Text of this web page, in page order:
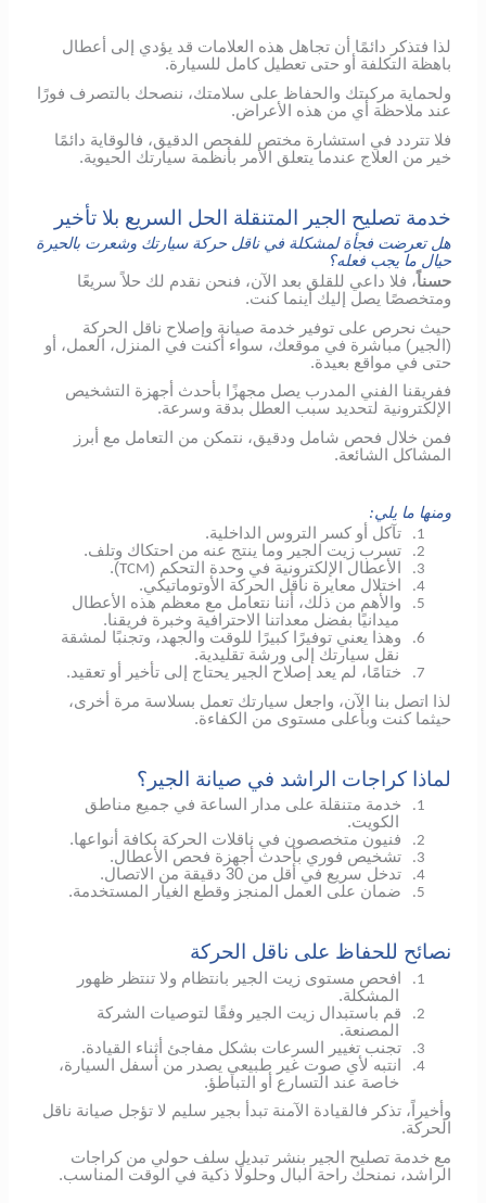
لذا فتذكر دائمًا أن تجاهل هذه العلامات قد يؤدي إلى أعطال
باهظة التكلفة أو حتى تعطيل كامل للسيارة.
ولحماية مركبتك والحفاظ على سلامتك، ننصحك بالتصرف فورًا
عند ملاحظة أي من هذه الأعراض.
فلا تتردد في استشارة مختص للفحص الدقيق، فالوقاية دائمًا
خير من العلاج عندما يتعلق الأمر بأنظمة سيارتك الحيوية.
خدمة تصليح الجير المتنقلة الحل السريع بلا تأخير
هل تعرضت فجأة لمشكلة في ناقل حركة سيارتك وشعرت بالحيرة
حيال ما يجب فعله؟
حسناً، فلا داعي للقلق بعد الآن، فنحن نقدم لك حلاً سريعًا
ومتخصصًا يصل إليك أينما كنت.
حيث نحرص على توفير خدمة صيانة وإصلاح ناقل الحركة
(الجير) مباشرة في موقعك، سواء أكنت في المنزل، العمل، أو
حتى في مواقع بعيدة.
ففريقنا الفني المدرب يصل مجهزًا بأحدث أجهزة التشخيص
الإلكترونية لتحديد سبب العطل بدقة وسرعة.
فمن خلال فحص شامل ودقيق، نتمكن من التعامل مع أبرز
المشاكل الشائعة.
ومنها ما يلي:
1. تآكل أو كسر التروس الداخلية.
2. تسرب زيت الجير وما ينتج عنه من احتكاك وتلف.
3. الأعطال الإلكترونية في وحدة التحكم (TCM
).
4. اختلال معايرة ناقل الحركة الأوتوماتيكي.
5.
والأهم من ذلك، أننا نتعامل مع معظم هذه الأعطال
ميدانيًا بفضل معداتنا الاحترافية وخبرة فريقنا.
6.
وهذا يعني توفيرًا كبيرًا للوقت والجهد، وتجنبًا لمشقة
نقل سيارتك إلى ورشة تقليدية.
7.
ختامًا، لم يعد إصلاح الجير يحتاج إلى تأخير أو تعقيد.
لذا اتصل بنا الآن، واجعل سيارتك تعمل بسلاسة مرة أخرى،
حيثما كنت وبأعلى مستوى من الكفاءة.
لماذا كراجات الراشد في صيانة الجير؟
1.
خدمة متنقلة على مدار الساعة في جميع مناطق
الكويت.
2. فنيون متخصصون في ناقلات الحركة بكافة أنواعها.
3. تشخيص فوري بأحدث أجهزة فحص الأعطال.
4. تدخل سريع في أقل من 30 دقيقة من الاتصال.
5. ضمان على العمل المنجز وقطع الغيار المستخدمة.
نصائح للحفاظ على ناقل الحركة
1.
افحص مستوى زيت الجير بانتظام ولا تنتظر ظهور
المشكلة.
2.
قم باستبدال زيت الجير وفقًا لتوصيات الشركة
المصنعة.
3. تجنب تغيير السرعات بشكل مفاجئ أثناء القيادة.
4.
انتبه لأي صوت غير طبيعي يصدر من أسفل السيارة،
خاصة عند التسارع أو التباطؤ.
وأخيراً، تذكر فالقيادة الآمنة تبدأ بجير سليم لا تؤجل صيانة ناقل
الحركة.
مع خدمة تصليح الجير بنشر تبديل سلف حولي من كراجات
الراشد، نمنحك راحة البال وحلولًا ذكية في الوقت المناسب.